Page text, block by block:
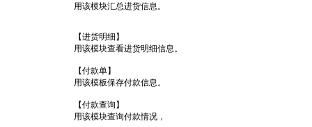
用该模块汇总进货信息。
【进货明细】
用该模块查看进货明细信息。
【付款单】
用该模板保存付款信息。
【付款查询】
用该模块查询付款情况，